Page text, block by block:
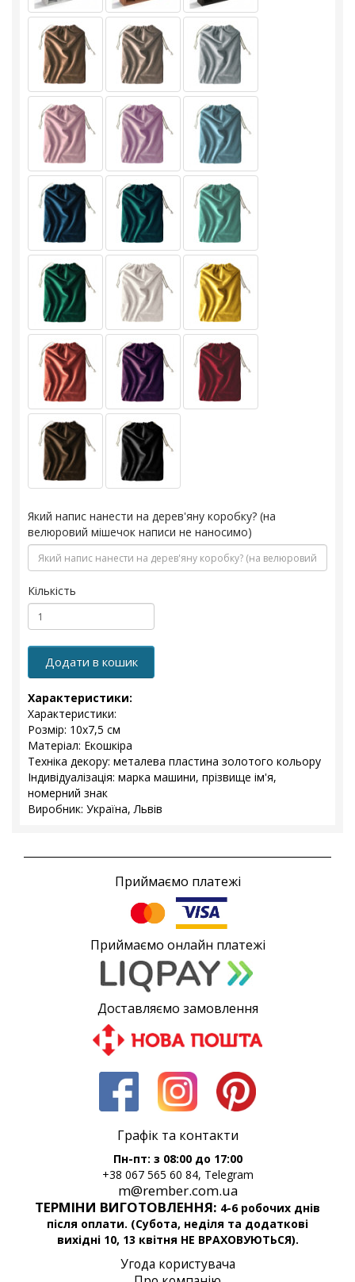
Який напис нанести на дерев'яну коробку? (на
велюровий мішечок написи не наносимо)
Кількість
Додати в кошик
Характеристики:
Характеристики:
Розмір: 10x7,5 см
Матеріал: Екошкіра
Техніка декору: металева пластина золотого кольору
Індивідуалізація: марка машини, прізвище ім'я,
номерний знак
Виробник: Україна, Львів
Приймаємо платежі
Приймаємо онлайн платежі
Доставляємо замовлення
Графік та контакти
Пн-пт: з 08:00 до 17:00
+38 067 565 60 84, Telegram
m@rember.com.ua
ТЕРМІНИ ВИГОТОВЛЕННЯ: 4-6 робочих днів
після оплати. (Субота, неділя та додаткові
вихідні 10, 13 квітня НЕ ВРАХОВУЮТЬСЯ).
Угода користувача